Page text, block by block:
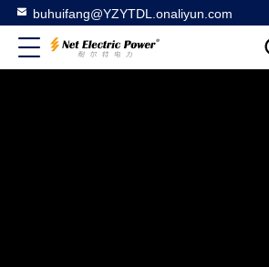
buhuifang@YZYTDL.onaliyun.com